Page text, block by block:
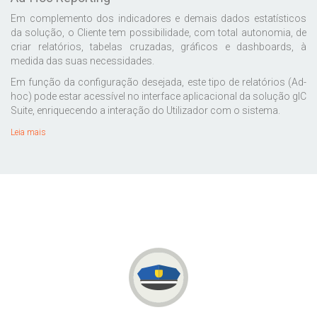
Em complemento dos indicadores e demais dados estatísticos
da solução, o Cliente tem possibilidade, com total autonomia, de
criar relatórios, tabelas cruzadas, gráficos e dashboards, à
medida das suas necessidades.
Em função da configuração desejada, este tipo de relatórios (Ad-
hoc) pode estar acessível no interface aplicacional da solução gIC
Suite, enriquecendo a interação do Utilizador com o sistema.
Leia mais